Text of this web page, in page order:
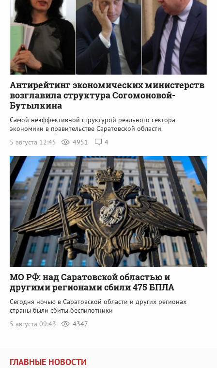
Антирейтинг экономических министерств
возглавила структура Согомоновой-
Бутылкина
Самой неэффективной структурой реального сектора
экономики в правительстве Саратовской области
5 августа 12:45
4951 4
МО РФ: над Саратовской областью и
другими регионами сбили 475 БПЛА
Сегодня ночью в Саратовской области и других регионах
страны были сбиты беспилотники
5 августа 09:43
4347
ГЛАВНЫЕ НОВОСТИ